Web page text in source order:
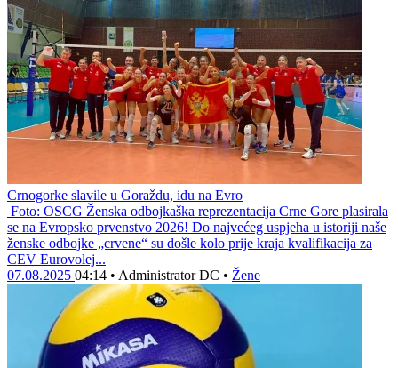
Crnogorke slavile u Goraždu, idu na Evro
Foto: OSCG Ženska odbojkaška reprezentacija Crne Gore plasirala
se na Evropsko prvenstvo 2026! Do najvećeg uspjeha u istoriji naše
ženske odbojke „crvene“ su došle kolo prije kraja kvalifikacija za
CEV Eurovolej...
07.08.2025 04:14 • Administrator DC • Žene